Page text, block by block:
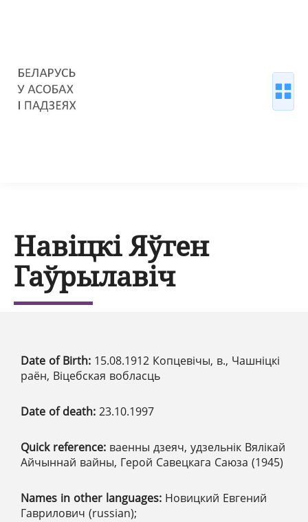
Навіцкі Яўген
Гаўрылавіч
Date of Birth: 15.08.1912 Копцевічы, в., Чашніцкі
раён, Віцебская вобласць
Date of death: 23.10.1997
Quick reference: ваенны дзеяч, удзельнік Вялікай
Айчыннай вайны, Герой Савецкага Саюза (1945)
Names in other languages: Новицкий Евгений
Гаврилович (russian);